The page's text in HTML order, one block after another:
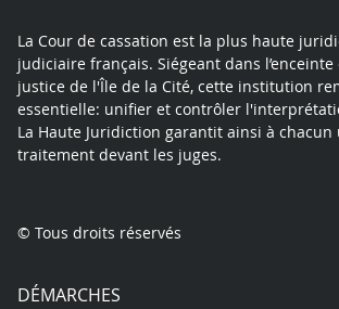
La Cour de cassation est la plus haute
judiciaire français. Siégeant dans l’enceinte
justice de l'Île de la Cité, cette institution
essentielle: unifier et contrôler
La Haute Juridiction garantit ainsi à chacun
traitement devant les juges.
© Tous droits réservés
DÉMARCHES